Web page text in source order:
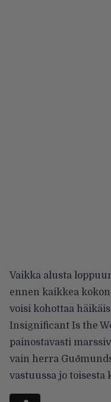
Vaikka alusta
ennen kaikkea
voisi kohottaa
Insignificant Is the
painostavasti
vain herra
vastuussa jo toisesta